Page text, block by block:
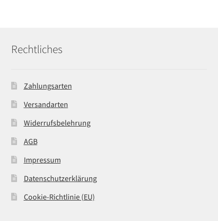
Rechtliches
Zahlungsarten
Versandarten
Widerrufsbelehrung
AGB
Impressum
Datenschutzerklärung
Cookie-Richtlinie (EU)